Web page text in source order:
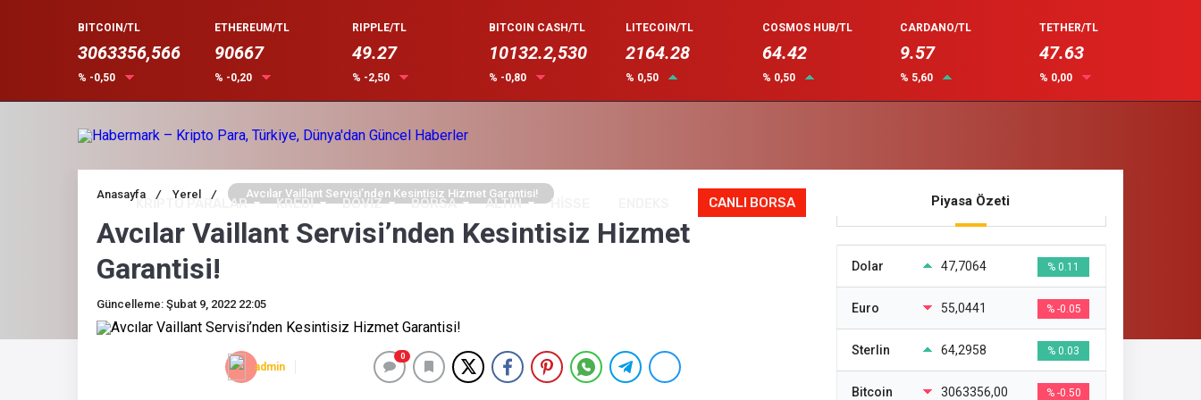
BITCOIN/TL
3063356,566
% -0,50
ETHEREUM/TL
90667
% -0,20
RIPPLE/TL
49.27
% -2,50
BITCOIN CASH/TL
10132.2,530
% -0,80
LITECOIN/TL
2164.28
% 0,50
COSMOS HUB/TL
64.42
% 0,50
CARDANO/TL
9.57
% 5,60
TETHER/TL
47.63
% 0,00
KRİPTO PARALAR KREDİ DÖVİZ BORSA ALTIN HİSSE CANLI BORSA
Anasayfa / Yerel / Avcılar Vaillant Servisi’nden Kesintisiz Hizmet Garantisi!
Avcılar Vaillant Servisi’nden Kesintisiz Hizmet
Garantisi!
Güncelleme: Şubat 9, 2022 22:05
admin
0
Piyasa Özeti
Dolar 47,7064 % 0.11
Euro 55,0441 % -0.05
Sterlin 64,2958 % 0.03
Bitcoin 3063356,00 % -0.50